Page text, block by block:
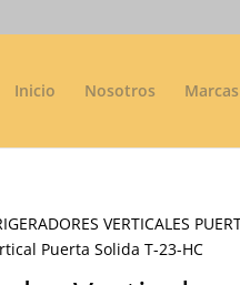
Inicio Nosotros Marcas
VERTICALES
Puerta Solida T-23-HC